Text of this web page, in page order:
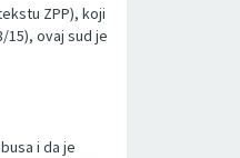
ZPP), koji
15), ovaj sud je
i da je